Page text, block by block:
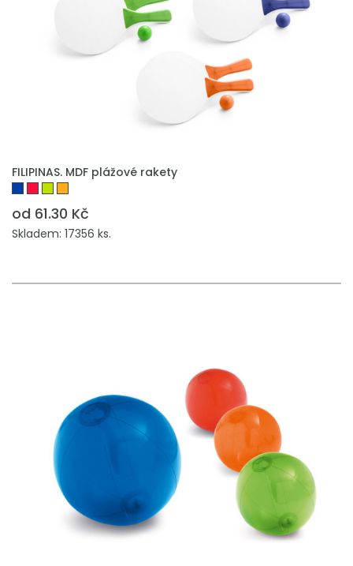
FILIPINAS. MDF plážové rakety
od 61.30 Kč
Skladem: 17356 ks.